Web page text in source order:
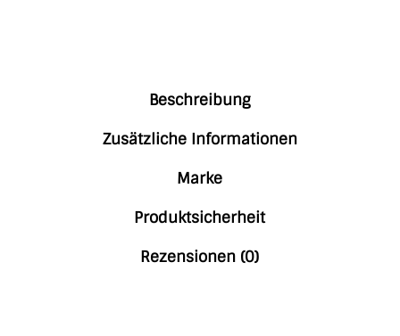
Beschreibung
Zusätzliche Informationen
Marke
Produktsicherheit
Rezensionen (0)